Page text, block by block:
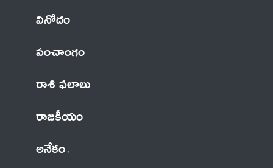
వినోదం
పంచాంగం
రాశి ఫలాలు
రాజకీయం
అనేకం